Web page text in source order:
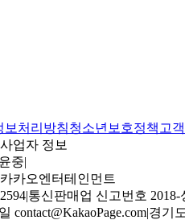
보처리방침청소년보호정책 고
업자 정보
중|
카오엔터테인먼트
|통신판매업 신고번호 2018-
contact@KakaoPage.com|경기